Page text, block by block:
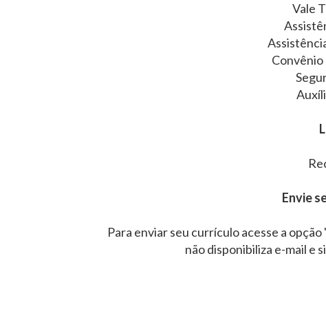
Vale
Convênio
Envie
Para enviar seu currículo acesse a opção
não disponibiliza e-mail e